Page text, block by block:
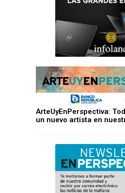
ArteUyEnPerspectiva:
un nuevo artista en